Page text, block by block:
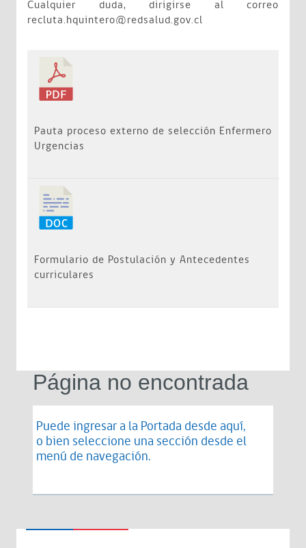
Cualquier duda, dirigirse al correo
recluta.hquintero@redsalud.gov.cl
Pauta proceso externo de selección Enfermero
Urgencias
Formulario de Postulación y Antecedentes
curriculares
Página no encontrada
Puede ingresar a la Portada desde aquí,
o bien seleccione una sección desde el
menú de navegación.